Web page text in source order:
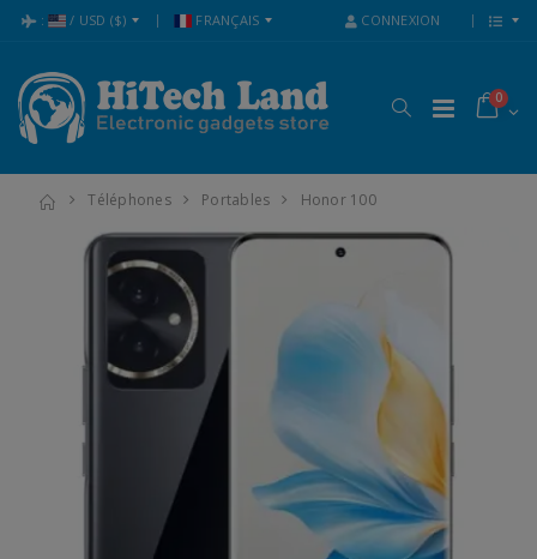
: / USD ($) FRANÇAIS CONNEXION
0
Téléphones Portables Honor 100